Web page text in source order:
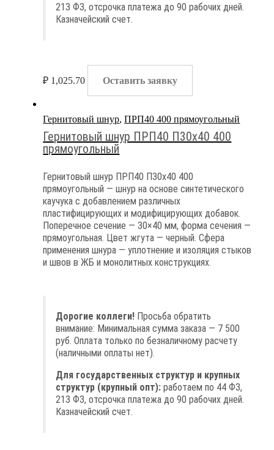
213 ФЗ, отсрочка платежа до 90 рабочих дней.
Казначейский счет.
₽ 1,025.70 Оставить заявку
Гернитовый шнур,ПРП40 400 прямоугольный
Гернитовый шнур ПРП40 П30х40 400
прямоугольный
Гернитовый шнур ПРП40 П30х40 400
прямоугольный — шнур на основе синтетического
каучука с добавлением различных
пластифицирующих и модифицирующих добавок.
Поперечное сечение — 30×40 мм, форма сечения —
прямоугольная. Цвет жгута — черный. Сфера
применения шнура — уплотнение и изоляция стыков
и швов в ЖБ и монолитных конструкциях.
Дорогие коллеги! Просьба обратить
внимание: Минимальная сумма заказа — 7 500
руб. Оплата только по безналичному расчету
(наличными оплаты нет).
Для государственных структур и крупных
структур (крупный опт): работаем по 44 ФЗ,
213 ФЗ, отсрочка платежа до 90 рабочих дней.
Казначейский счет.